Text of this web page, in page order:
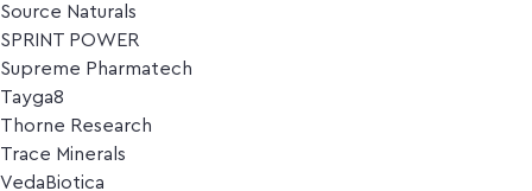
Source Naturals
SPRINT POWER
Supreme Pharmatech
Tayga8
Thorne Research
Trace Minerals
VedaBiotica